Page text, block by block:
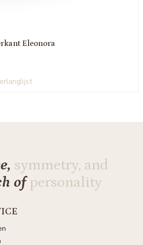
Eleonora
symmetry, and
ofpersonality